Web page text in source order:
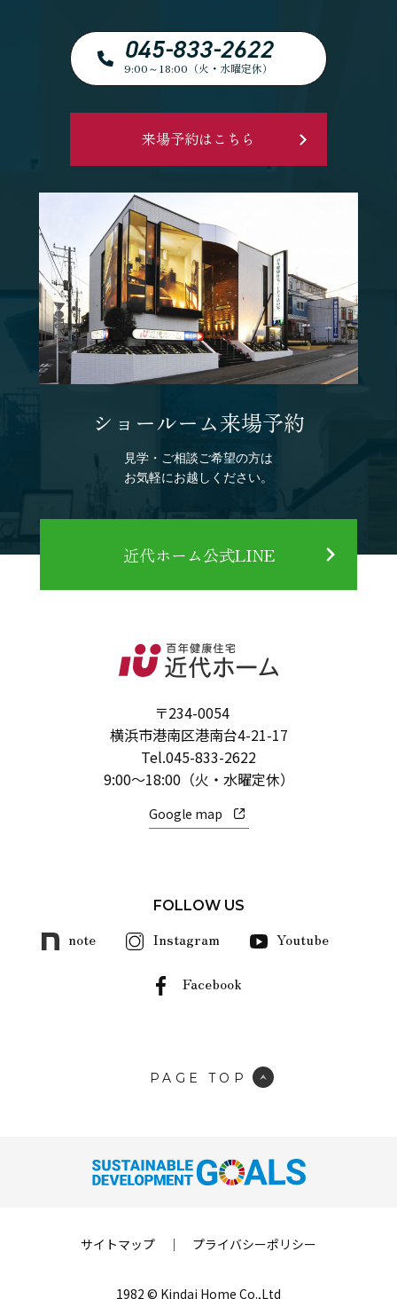
045-833-2622
9:00～18:00（火・水曜定休）
来場予約はこちら
ショールーム来場予約
見学・ご相談ご希望の方は
お気軽にお越しください。
近代ホーム公式LINE
〒234-0054
横浜市港南区港南台4-21-17
Tel.045-833-2622
9:00～18:00（火・水曜定休）
Google map
FOLLOW US
note Instagram Youtube
Facebook
PAGE TOP
サイトマップ ｜ プライバシーポリシー
1982 © Kindai Home Co.,Ltd